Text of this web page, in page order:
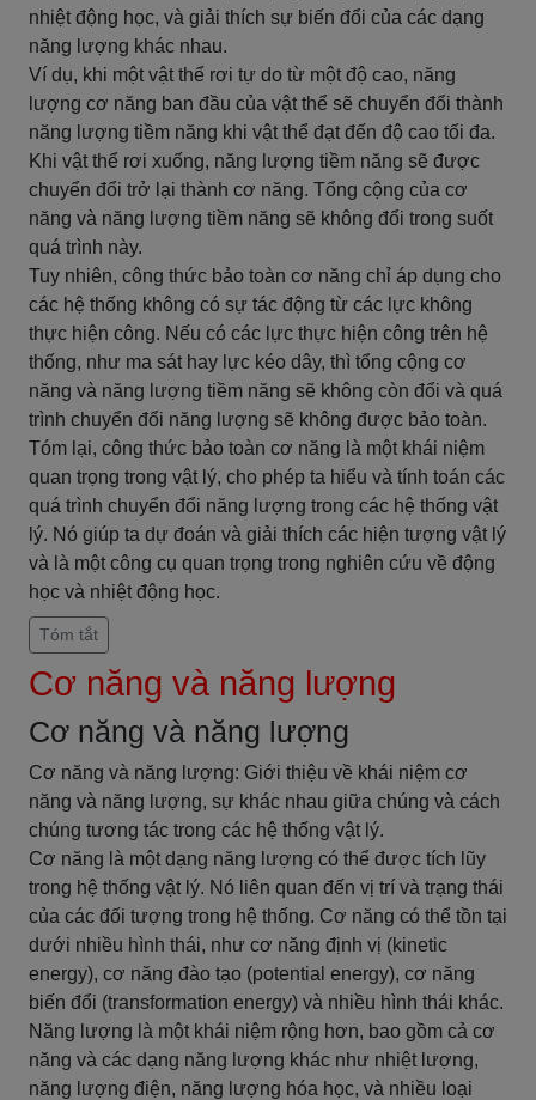
nhiệt động học, và giải thích sự biến đổi của các dạng
năng lượng khác nhau.
Ví dụ, khi một vật thể rơi tự do từ một độ cao, năng
lượng cơ năng ban đầu của vật thể sẽ chuyển đổi thành
năng lượng tiềm năng khi vật thể đạt đến độ cao tối đa.
Khi vật thể rơi xuống, năng lượng tiềm năng sẽ được
chuyển đổi trở lại thành cơ năng. Tổng cộng của cơ
năng và năng lượng tiềm năng sẽ không đổi trong suốt
quá trình này.
Tuy nhiên, công thức bảo toàn cơ năng chỉ áp dụng cho
các hệ thống không có sự tác động từ các lực không
thực hiện công. Nếu có các lực thực hiện công trên hệ
thống, như ma sát hay lực kéo dây, thì tổng cộng cơ
năng và năng lượng tiềm năng sẽ không còn đổi và quá
trình chuyển đổi năng lượng sẽ không được bảo toàn.
Tóm lại, công thức bảo toàn cơ năng là một khái niệm
quan trọng trong vật lý, cho phép ta hiểu và tính toán các
quá trình chuyển đổi năng lượng trong các hệ thống vật
lý. Nó giúp ta dự đoán và giải thích các hiện tượng vật lý
và là một công cụ quan trọng trong nghiên cứu về động
học và nhiệt động học.
Tóm tắt
Cơ năng và năng lượng
Cơ năng và năng lượng
Cơ năng và năng lượng: Giới thiệu về khái niệm cơ
năng và năng lượng, sự khác nhau giữa chúng và cách
chúng tương tác trong các hệ thống vật lý.
Cơ năng là một dạng năng lượng có thể được tích lũy
trong hệ thống vật lý. Nó liên quan đến vị trí và trạng thái
của các đối tượng trong hệ thống. Cơ năng có thể tồn tại
dưới nhiều hình thái, như cơ năng định vị (kinetic
energy), cơ năng đào tạo (potential energy), cơ năng
biến đổi (transformation energy) và nhiều hình thái khác.
Năng lượng là một khái niệm rộng hơn, bao gồm cả cơ
năng và các dạng năng lượng khác như nhiệt lượng,
năng lượng điện, năng lượng hóa học, và nhiều loại